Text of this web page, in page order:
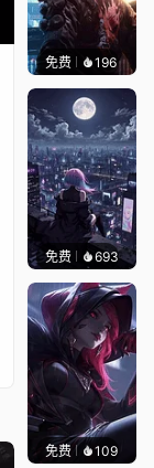
免费 196
免费 693鲨鲨啊
免费 109Kyllar